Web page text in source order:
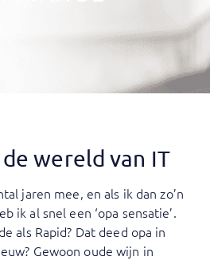
wereld van IT
jaren mee, en als ik dan zo’n
ik al snel een ‘opa sensatie’.
als Rapid? Dat deed opa in
Gewoon oude wijn in